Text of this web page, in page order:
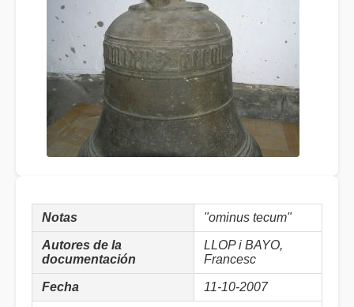
Notas "ominus tecum"
Autores de la
documentación
LLOP i BAYO,
Francesc
Fecha 11-10-2007